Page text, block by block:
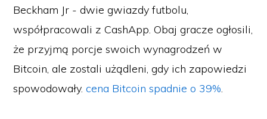
Beckham Jr - dwie gwiazdy futbolu,
współpracowali z CashApp. Obaj gracze ogłosili,
że przyjmą porcje swoich wynagrodzeń w
Bitcoin, ale zostali użądleni, gdy ich zapowiedzi
spowodowały.cena Bitcoin spadnie o 39%.